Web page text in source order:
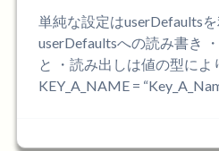
単純な設定はuserDefaultsを
userDefaultsへの読み書き
と ・読み出しは値の型に
KEY_A_NAME =